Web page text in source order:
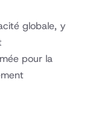
globale, y
pour la